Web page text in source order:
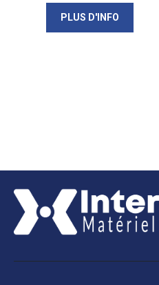
PLUS D'INFO